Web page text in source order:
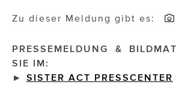
FR!TZ EYEWEAR
Zu dieser Meldung gibt es:
PRESSEMELDUNG &
SIE IM:
► SISTER ACT PRESSCENTER